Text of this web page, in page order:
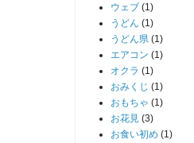
ウェブ (1)
うどん (1)
うどん県 (1)
エアコン (1)
オクラ (1)
おみくじ (1)
おもちゃ (1)
お花見 (3)
お食い初め (1)